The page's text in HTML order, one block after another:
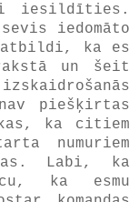
iesildīties.
iedomāto
atbildi, ka es
un šeit
piešķirtas
ka citiem
numuriem
Labi, ka
ka esmu